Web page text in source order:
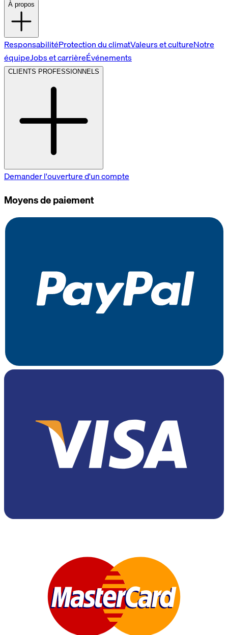
À propos
ResponsabilitéProtection du climatValeurs et cultureNotre
équipeJobs et carrièreÉvénements
CLIENTS PROFESSIONNELS
Demander l'ouverture d'un compte
Moyens de paiement